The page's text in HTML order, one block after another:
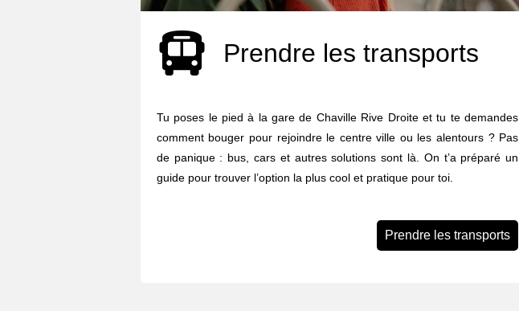
Prendre les transports
Tu poses le pied à la gare de Chaville Rive Droite et tu te demandes
comment bouger pour rejoindre le centre ville ou les alentours ? Pas
de panique : bus, cars et autres solutions sont là. On t’a préparé un
guide pour trouver l’option la plus cool et pratique pour toi.
Prendre les transports